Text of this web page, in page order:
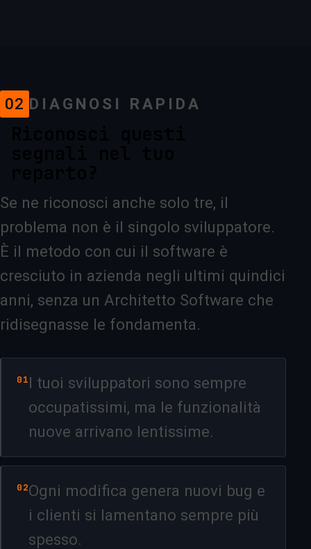
02 DIAGNOSI RAPIDA
Se ne riconosci anche solo tre, il
problema non è il singolo sviluppatore.
È il metodo con cui il software è
cresciuto in azienda negli ultimi quindici
anni, senza un Architetto Software che
ridisegnasse le fondamenta.
01I tuoi sviluppatori sono sempre
occupatissimi, ma le funzionalità
nuove arrivano lentissime.
02Ogni modifica genera nuovi bug e
i clienti si lamentano sempre più
spesso.